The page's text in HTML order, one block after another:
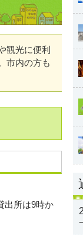
観光に便利
市内の方も
出所は9時か